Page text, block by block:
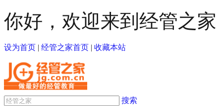
你好，欢迎来到经管之家
设为首页 | 经管之家首页 | 收藏本站
搜索